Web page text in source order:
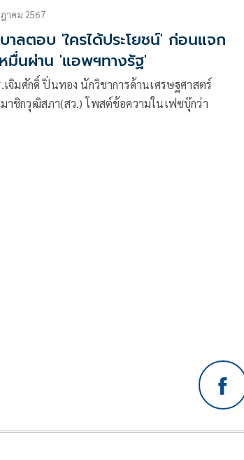
ฎาคม 2567
าลตอบ 'ใครได้ประโยชน์' ก่อนแจก
มื่นผ่าน 'แอพฯทางรัฐ'
เจิมศักดิ์ ปิ่นทอง นักวิชาการด้านเศรษฐศาสตร์
าชิกวุฒิสภา(สว.) โพสต์ข้อความในเฟซบุ๊กว่า